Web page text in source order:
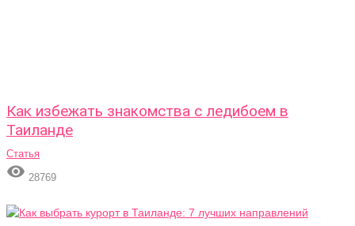
Как избежать знакомства с ледибоем в
Таиланде
Статья
 28769